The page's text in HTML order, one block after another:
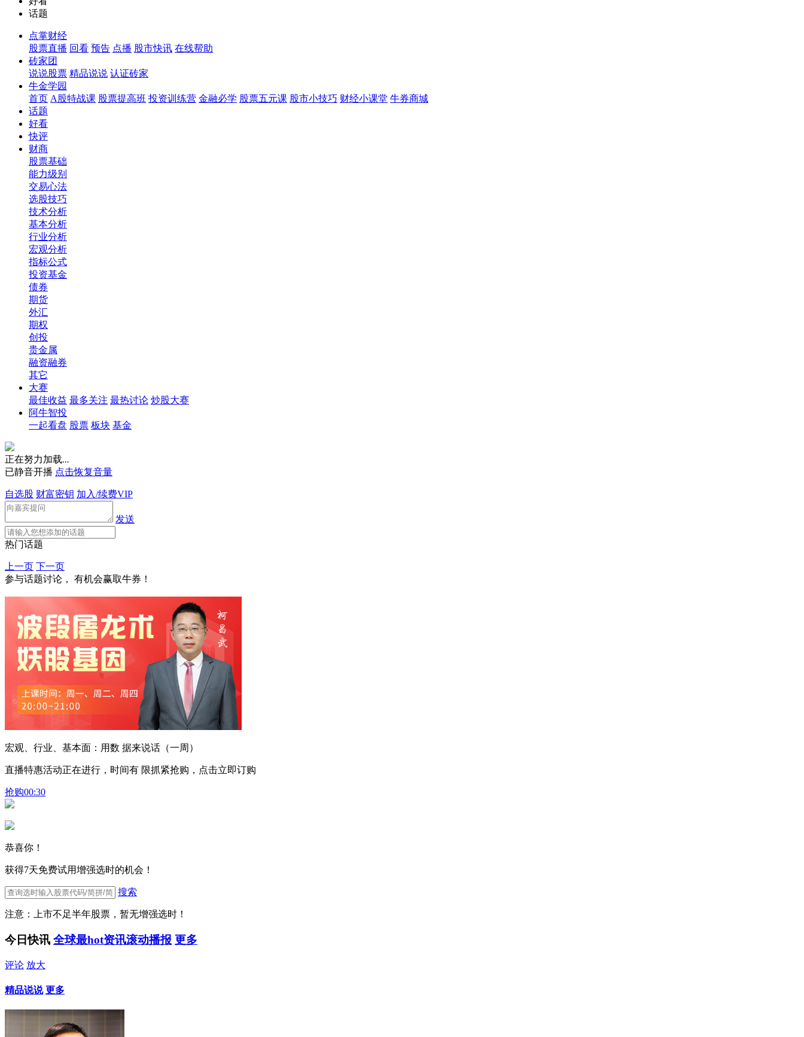
话题
点掌财经
股票直播 回看 预告 点播 股市快讯 在线帮助
砖家团
说说股票 精品说说 认证砖家
牛金学园
首页 A股特战课 股票提高班 投资训练营 金融必学 股票五元课 股市小技巧 财经小课堂 牛券商城
话题
好看
快评
财商
股票基础
能力级别
交易心法
选股技巧
技术分析
基本分析
行业分析
宏观分析
指标公式
投资基金
债券
期货
外汇
期权
创投
贵金属
融资融券
其它
大赛
最佳收益 最多关注 最热讨论 炒股大赛
阿牛智投
一起看盘 股票 板块 基金
正在努力加载...
已静音开播 点击恢复音量
自选股 财富密钥 加入/续费VIP
发送
热门话题
上一页 下一页
参与话题讨论， 有机会赢取牛券！
宏观、行业、基本面：用数 据来说话（一周）
直播特惠活动正在进行，时间有 限抓紧抢购，点击立即订购
抢购00:30
恭喜你！
获得7天免费试用增强选时的机会！
搜索
注意：上市不足半年股票，暂无增强选时！
今日快讯 全球最hot资讯滚动播报 更多
评论 放大
精品说说 更多